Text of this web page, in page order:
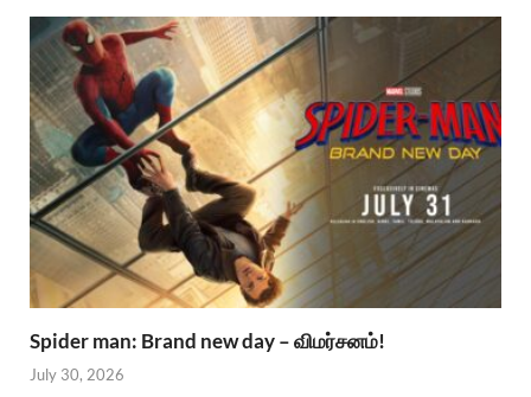
Spider man: Brand new day – விமர்சனம்!
July 30, 2026